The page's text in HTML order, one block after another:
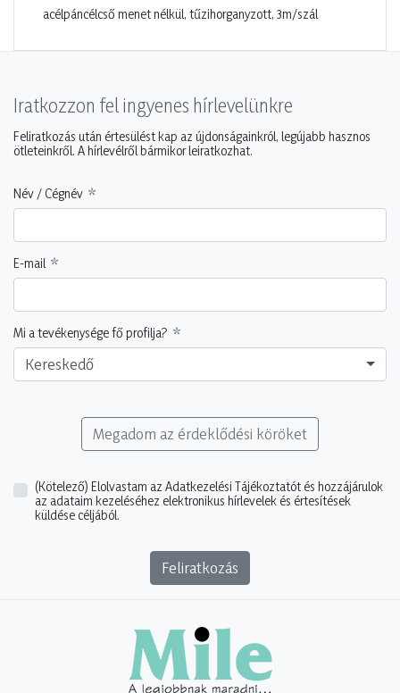
acélpáncélcső menet nélkül, tűzihorganyzott, 3m/szál
Iratkozzon fel ingyenes hírlevelünkre
Feliratkozás után értesülést kap az újdonságainkról, legújabb hasznos
ötleteinkről. A hírlevélről bármikor leiratkozhat.
Név / Cégnév
E-mail
Mi a tevékenysége fő profilja?
Kereskedő
Megadom az érdeklődési köröket
(Kötelező) Elolvastam az Adatkezelési Tájékoztatót és hozzájárulok
az adataim kezeléséhez elektronikus hírlevelek és értesítések
küldése céljából.
Feliratkozás